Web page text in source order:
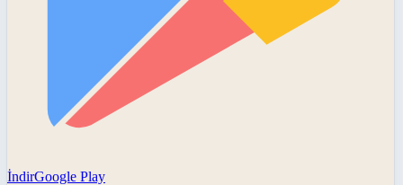
İndirGoogle Play